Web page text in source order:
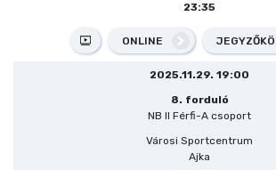
23:35
ONLINE
2025.11.29. 19:00
8. forduló
NB II Férfi-A csoport
Városi Sportcentrum
Ajka